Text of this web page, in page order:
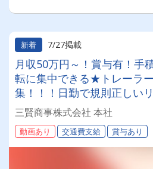
新着 7/27掲載
月収50万円～！賞与有！手
転に集中できる★トレーラ
集！！！日勤で規則正しい
着率抜群の職場なので、レ
三賢商事株式会社 本社
動画あり 交通費支給 賞与あり